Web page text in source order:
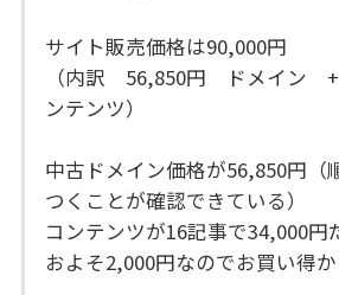
サイト販売価格は90,000円
（内訳 56,850円 ドメイン
ンテンツ）
中古ドメイン価格が56,850円（
つくことが確認できている）
コンテンツが16記事で34,000円
およそ2,000円なのでお買い得か